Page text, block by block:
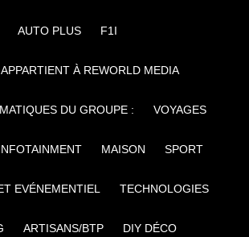
AUTO PLUS F1I
À REWORLD MEDIA
DU GROUPE : VOYAGES
MAISON SPORT
EVÉNEMENTIEL TECHNOLOGIES
ARTISANS/BTP DIY DÉCO